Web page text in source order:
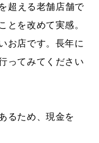
超える老舗店舗で
とを改めて実感。
お店です。長年に
ってみてください
るため、現金を